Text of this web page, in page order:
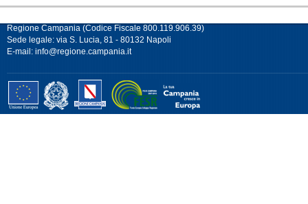
Regione Campania (Codice Fiscale 800.119.906.39)
Sede legale: via S. Lucia, 81 - 80132 Napoli
E-mail: info@regione.campania.it